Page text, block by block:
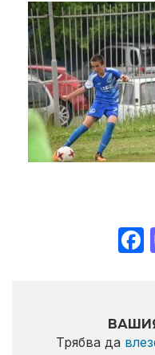
Трябва да